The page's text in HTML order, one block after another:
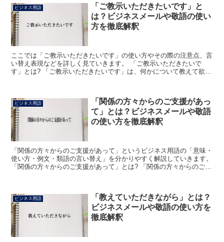
ビジネス用語
「ご教示いただきたいです」と
は？ビジネスメールや敬語の使い
方を徹底解釈
ここでは「ご教示いただきたいです」の使い方やその際の注意点、言
い替え表現などを詳しく見ていきます。 「ご教示いただきたいで
す」とは? 「ご教示いただきたいです」は、何かについて教えて欲し
ビジネス用語
「関係の方々からのご支援があっ
て」とは？ビジネスメールや敬語
の使い方を徹底解釈
「関係の方々からのご支援があって」というビジネス用語の「意味・
使い方・例文・類語の言い替え」を分かりやすく解説していきます。
「関係の方々からのご支援があって」とは? 「関係の方々からのご支
ビジネス用語
「教えていただきながら」とは？
ビジネスメールや敬語の使い方を
徹底解釈